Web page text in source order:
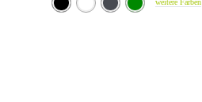
weitere Farben